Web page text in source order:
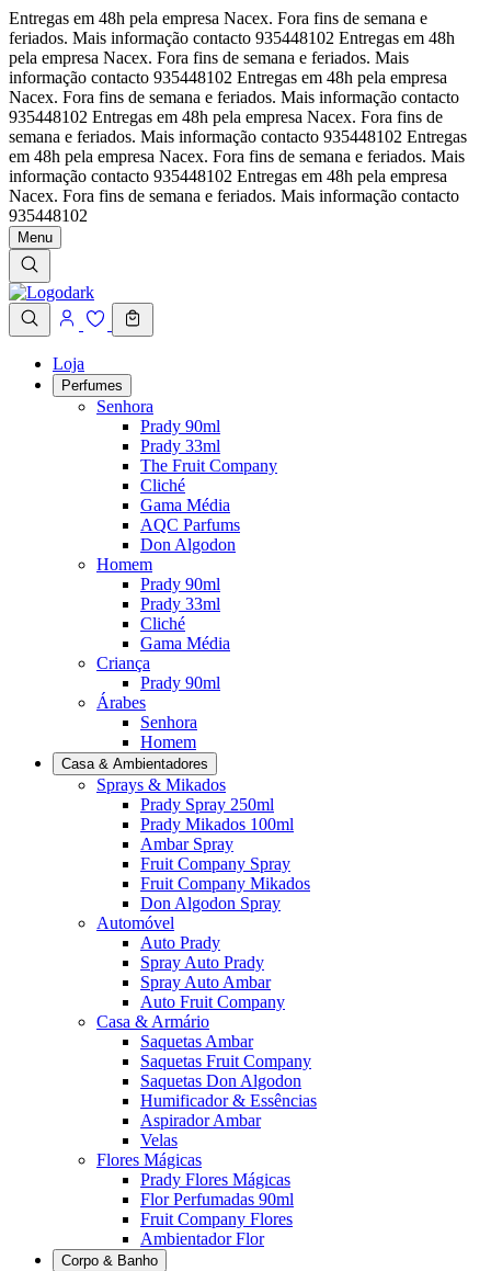
Entregas em 48h pela empresa Nacex. Fora fins de semana e
feriados. Mais informação contacto 935448102 Entregas em 48h
pela empresa Nacex. Fora fins de semana e feriados. Mais
informação contacto 935448102 Entregas em 48h pela empresa
Nacex. Fora fins de semana e feriados. Mais informação contacto
935448102 Entregas em 48h pela empresa Nacex. Fora fins de
semana e feriados. Mais informação contacto 935448102 Entregas
em 48h pela empresa Nacex. Fora fins de semana e feriados. Mais
informação contacto 935448102 Entregas em 48h pela empresa
Nacex. Fora fins de semana e feriados. Mais informação contacto
935448102
Menu
Loja
Perfumes
Senhora
Prady 90ml
Prady 33ml
The Fruit Company
Cliché
Gama Média
AQC Parfums
Don Algodon
Homem
Prady 90ml
Prady 33ml
Cliché
Gama Média
Criança
Prady 90ml
Árabes
Senhora
Homem
Casa & Ambientadores
Sprays & Mikados
Prady Spray 250ml
Prady Mikados 100ml
Ambar Spray
Fruit Company Spray
Fruit Company Mikados
Don Algodon Spray
Automóvel
Auto Prady
Spray Auto Prady
Spray Auto Ambar
Auto Fruit Company
Casa & Armário
Saquetas Ambar
Saquetas Fruit Company
Saquetas Don Algodon
Humificador & Essências
Aspirador Ambar
Velas
Flores Mágicas
Prady Flores Mágicas
Flor Perfumadas 90ml
Fruit Company Flores
Ambientador Flor
Corpo & Banho